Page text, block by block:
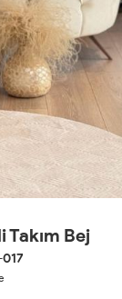
Takım Bej